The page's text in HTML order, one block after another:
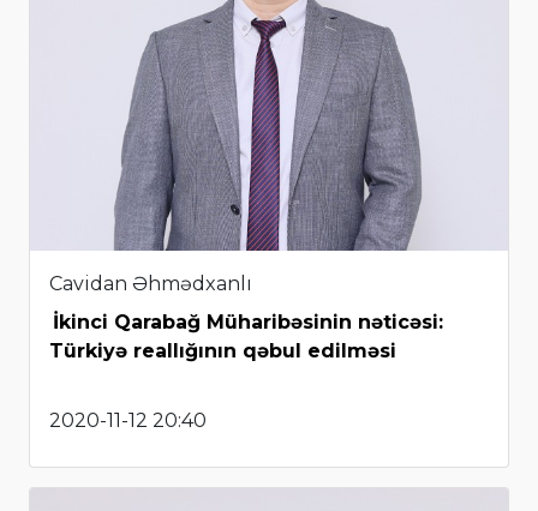
Cavidan Əhmədxanlı
İkinci Qarabağ Müharibəsinin nəticəsi:
Türkiyə reallığının qəbul edilməsi
2020-11-12 20:40